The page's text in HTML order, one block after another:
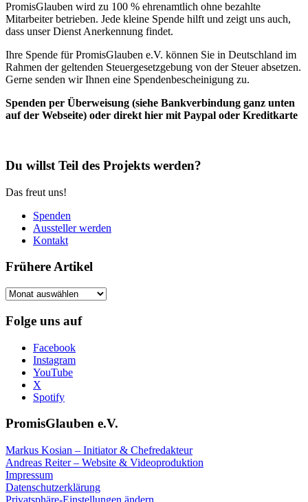
PromisGlauben wird zu 100 % ehrenamtlich ohne bezahlte
Mitarbeiter betrieben. Jede kleine Spende hilft und zeigt uns auch,
dass unser Dienst Anerkennung findet.
Ihre Spende für PromisGlauben e.V. können Sie in Deutschland im
Rahmen der geltenden Steuergesetzgebung von der Steuer absetzen.
Gerne senden wir Ihnen eine Spendenbescheinigung zu.
Spenden per Überweisung (siehe Bankverbindung ganz unten
auf der Webseite) oder direkt hier mit Paypal oder Kreditkarte
Du willst Teil des Projekts werden?
Das freut uns!
Spenden
Aussteller werden
Kontakt
Frühere Artikel
Frühere
Folge uns auf
Facebook
Instagram
YouTube
X
Spotify
PromisGlauben e.V.
Markus Kosian – Initiator & Chefredakteur
Andreas Reiter – Website & Videoproduktion
Impressum
Datenschutzerklärung
Privatsphäre-Einstellungen ändern